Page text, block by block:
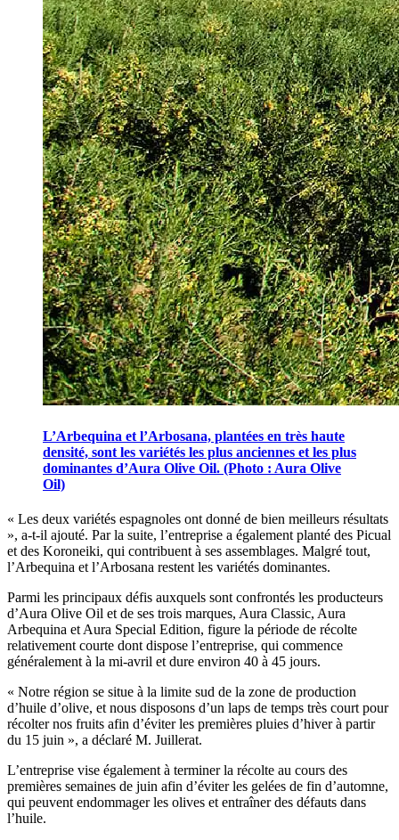
L’Arbequina et l’Arbosana, plantées en très haute
densité, sont les variétés les plus anciennes et les plus
dominantes d’Aura Olive Oil. (Photo : Aura Olive
Oil)
« Les deux variétés espagnoles ont donné de bien meilleurs résultats
», a-t-il ajouté. Par la suite, l’entreprise a également planté des Picual
et des Koroneiki, qui contribuent à ses assemblages. Malgré tout,
l’Arbequina et l’Arbosana restent les variétés dominantes.
Parmi les principaux défis auxquels sont confrontés les producteurs
d’Aura Olive Oil et de ses trois marques, Aura Classic, Aura
Arbequina et Aura Special Edition, figure la période de récolte
relativement courte dont dispose l’entreprise, qui commence
généralement à la mi-avril et dure environ 40 à 45 jours.
« Notre région se situe à la limite sud de la zone de production
d’huile d’olive, et nous disposons d’un laps de temps très court pour
récolter nos fruits afin d’éviter les premières pluies d’hiver à partir
du 15 juin », a déclaré M. Juillerat.
L’entreprise vise également à terminer la récolte au cours des
premières semaines de juin afin d’éviter les gelées de fin d’automne,
qui peuvent endommager les olives et entraîner des défauts dans
l’huile.